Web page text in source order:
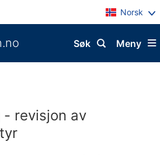
Norsk
Meny
Søk
- revisjon av